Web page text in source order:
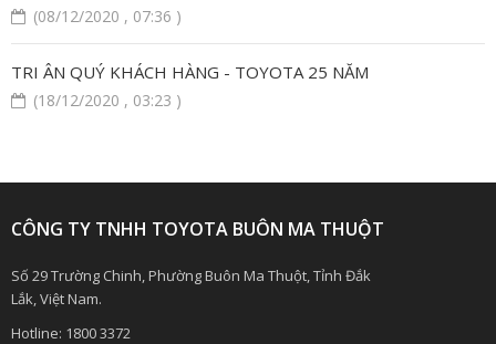
(08/12/2020 , 07:36 )
TRI ÂN QUÝ KHÁCH HÀNG - TOYOTA 25 NĂM
(18/12/2020 , 03:23 )
CÔNG TY TNHH TOYOTA BUÔN MA THUỘT
Số 29 Trường Chinh, Phường Buôn Ma Thuột, Tỉnh Đắk
Lắk, Việt Nam.
Hotline: 1800 3372